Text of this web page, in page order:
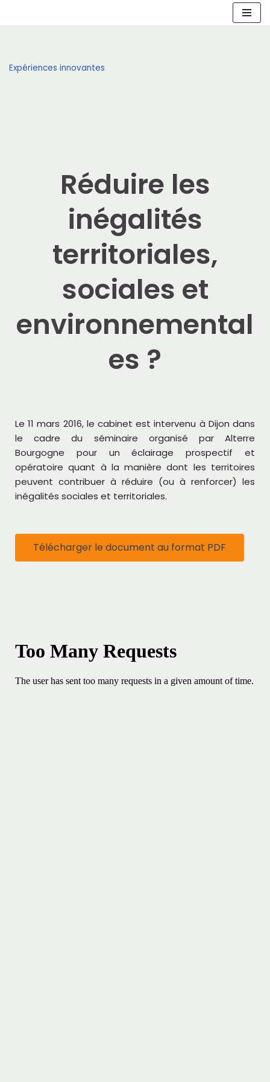
contenu
Expériences innovantes
Réduire les
inégalités
territoriales,
sociales et
environnemental
es ?
Le 11 mars 2016, le cabinet est intervenu à Dijon dans
le cadre du séminaire organisé par Alterre
Bourgogne pour un éclairage prospectif et
opératoire quant à la manière dont les territoires
peuvent contribuer à réduire (ou à renforcer) les
inégalités sociales et territoriales.
Télécharger le document au format PDF